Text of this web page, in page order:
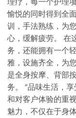
愉悦的同时得到全
训，手法熟练，为
心，缓解疲劳。 在
务，还能拥有一个
雅，设施齐全，为
是全身按摩、背部
务。 “品味生活，
和对客户体验的重
魅力，不仅在于身